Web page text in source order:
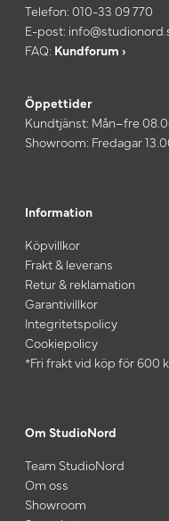
Telefon: 010-33 09 770
E-post:
FAQ: Kundforum ›
Öppettider
Kundtjänst: Mån–fre
Showroom: Fredagar
Information
Köpvillkor
Frakt & leverans
Retur & reklamation
Garantivillkor
Integritetspolicy
Cookiepolicy
*Fri frakt vid köp för 600
Om StudioNord
Team StudioNord
Om oss
Showroom